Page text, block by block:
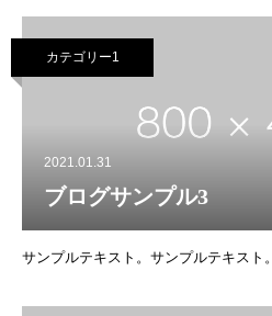
カテゴリー1
2021.01.31
ブログサンプル3
サンプルテキスト。サンプルテキスト。